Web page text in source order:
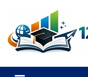
content